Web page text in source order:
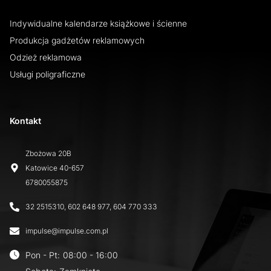
Kontakt
Zbożowa 20B
Katowice 40-657
6780055875
32 2515310, 602 648 977, 604 770 333
impulse@impulse.com.pl
Pon - Pt: 08:00 - 16:00
Indywidualne kalendarze książkowe i ścienne
Produkcja gadżetów reklamowych
Odzież reklamowa
Usługi poligraficzne